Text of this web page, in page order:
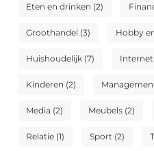
Eten en drinken (2)
Groothandel (3) Hobby
Huishoudelijk (7)
Kinderen (2)
Media (2) Meubels (2)
Relatie (1) Sport (2)